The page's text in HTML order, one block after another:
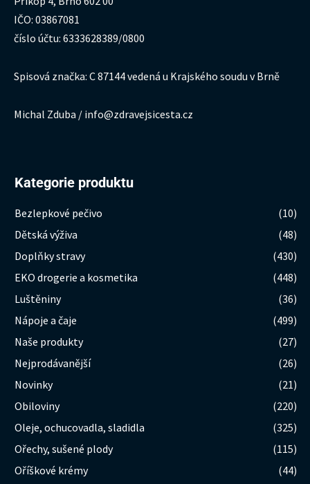
IČO: 03867081
číslo účtu: 6333628389/0800
Spisová značka: C 87144 vedená u Krajského soudu v Brně
Michal Zduba / info@zdravejsicesta.cz
Kategorie produktu
Bezlepkové pečivo
(10)
Dětská výživa
(48)
Doplňky stravy
(430)
EKO drogerie a kosmetika
(448)
Luštěniny
(36)
Nápoje a čaje
(499)
Naše produkty
(27)
Nejprodávanější
(26)
Novinky
(21)
Obiloviny
(220)
Oleje, ochucovadla, sladidla
(325)
Ořechy, sušené plody
(115)
Oříškové krémy
(44)